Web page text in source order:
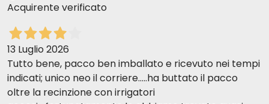
Acquirente verificato
13 Luglio 2026
Tutto bene, pacco ben imballato e ricevuto nei tempi
indicati; unico neo il corriere.....ha buttato il pacco
oltre la recinzione con irrigatori